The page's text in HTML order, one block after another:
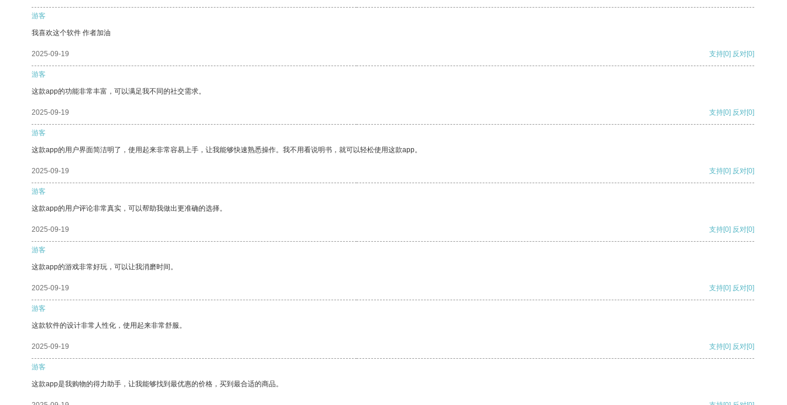
游客
我喜欢这个软件 作者加油
2025-09-19 支持[0] 反对[0]
游客
这款app的功能非常丰富，可以满足我不同的社交需求。
2025-09-19 支持[0] 反对[0]
游客
这款app的用户界面简洁明了，使用起来非常容易上手，让我能够快速熟悉操作。我不用看说明书，就可以轻松使用这款app。
2025-09-19 支持[0] 反对[0]
游客
这款app的用户评论非常真实，可以帮助我做出更准确的选择。
2025-09-19 支持[0] 反对[0]
游客
这款app的游戏非常好玩，可以让我消磨时间。
2025-09-19 支持[0] 反对[0]
游客
这款软件的设计非常人性化，使用起来非常舒服。
2025-09-19 支持[0] 反对[0]
游客
这款app是我购物的得力助手，让我能够找到最优惠的价格，买到最合适的商品。